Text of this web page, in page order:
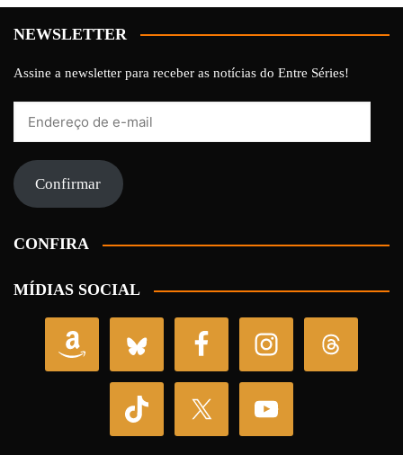
NEWSLETTER
Assine a newsletter para receber as notícias do Entre Séries!
mail Confirmar
CONFIRA
MÍDIAS SOCIAL